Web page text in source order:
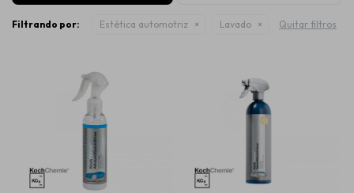
Filtrando por: Estética automotriz Lavado Quitar filtros
Llantas
Lubricantes